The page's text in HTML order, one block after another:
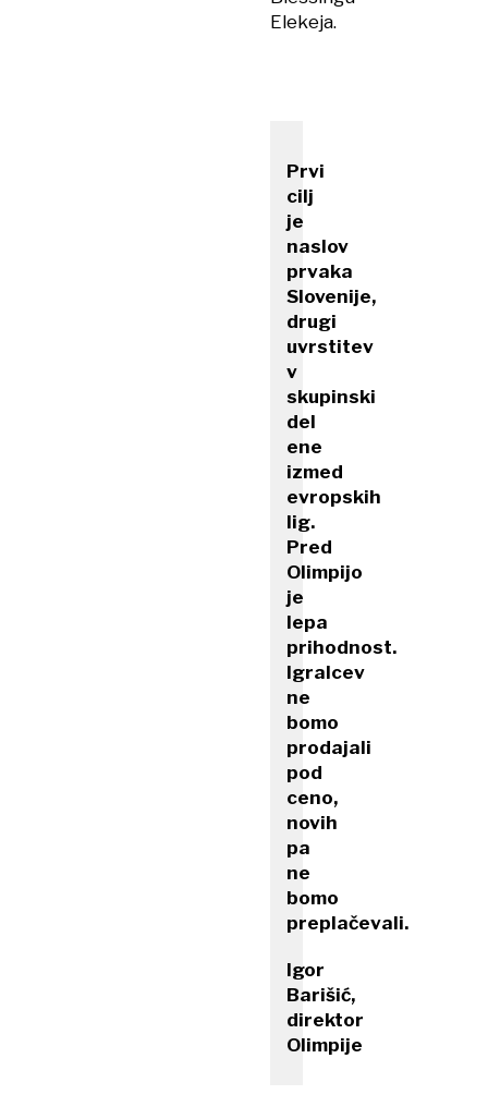
Elekeja.
Prvi
cilj
je
naslov
prvaka
Slovenije,
drugi
uvrstitev
v
skupinski
del
ene
izmed
evropskih
lig.
Pred
Olimpijo
je
lepa
prihodnost.
Igralcev
ne
bomo
prodajali
pod
ceno,
novih
pa
ne
bomo
preplačevali.
Igor
Barišić,
direktor
Olimpije